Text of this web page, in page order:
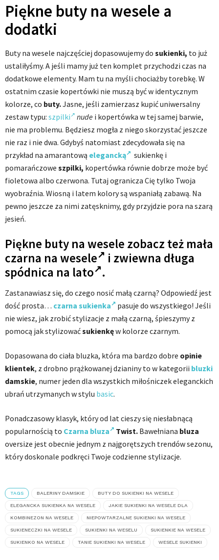
Piękne buty na wesele a
dodatki
Buty na wesele najczęściej dopasowujemy do sukienki, to już
ustaliłyśmy. A jeśli mamy już ten komplet przychodzi czas na
dodatkowe elementy. Mam tu na myśli chociażby torebkę. W
ostatnim czasie kopertówki nie muszą być w identycznym
kolorze, co buty.Jasne, jeśli zamierzasz kupić uniwersalny
zestaw typu: szpilki nude i kopertówka w tej samej barwie,
nie ma problemu. Będziesz mogła z niego skorzystać jeszcze
nie raz i nie dwa. Gdybyś natomiast zdecydowała się na
przykład na amarantową elegancką
sukienkę i
pomarańczowe szpilki, kopertówka równie dobrze może być
fioletowa albo czerwona. Tutaj ogranicza Cię tylko Twoja
wyobraźnia. Wiosną i latem kolory są wspaniałą zabawą. Na
pewno jeszcze za nimi zatęsknimy, gdy przyjdzie pora na szarą
jesień.
Piękne buty na wesele zobacz też mała
czarna na wesele
i zwiewna długa
spódnica na lato .
Zastanawiasz się, do czego nosić małą czarną? Odpowiedź jest
dość prosta… czarna sukienka
pasuje do wszystkiego! Jeśli
nie wiesz, jak zrobić stylizacje z małą czarną, śpieszymy z
pomocą jak stylizowaćsukienkęw kolorze czarnym.
Dopasowana do ciała bluzka, która ma bardzo dobre opinie
klientek, z drobno prążkowanej dzianiny to w kategorii bluzki
damskie, numer jeden dla wszystkich miłośniczek eleganckich
ubrań utrzymanych w stylu basic.
Ponadczasowy klasyk, który od lat cieszy się niesłabnącą
popularnością to Czarna bluza Twist. Bawełniana bluza
oversize jest obecnie jednym z najgorętszych trendów sezonu,
który doskonale podkręci Twoje codzienne stylizacje.
TAGS BALERINY DAMSKIE BUTY DO SUKIENKI NA WESELE
ELEGANCKA SUKIENKA NA WESELE JAKIE SUKIENKI NA WESELE DLA
KOMBINEZON NA WESELE NIEPOWTARZALNE SUKIENKI NA WESELE
SUKIENECZKI NA WESELE SUKIENKI NA WESELU SUKIENKIE NA WESELE
SUKIENKO NA WESELE TANIE SUKIENKI NA WESELE WESELE SUKIENKI